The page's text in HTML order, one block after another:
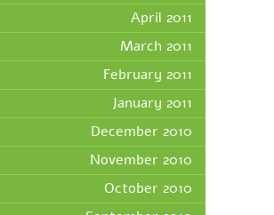
April 2011
March 2011
February 2011
January 2011
December 2010
November 2010
October 2010